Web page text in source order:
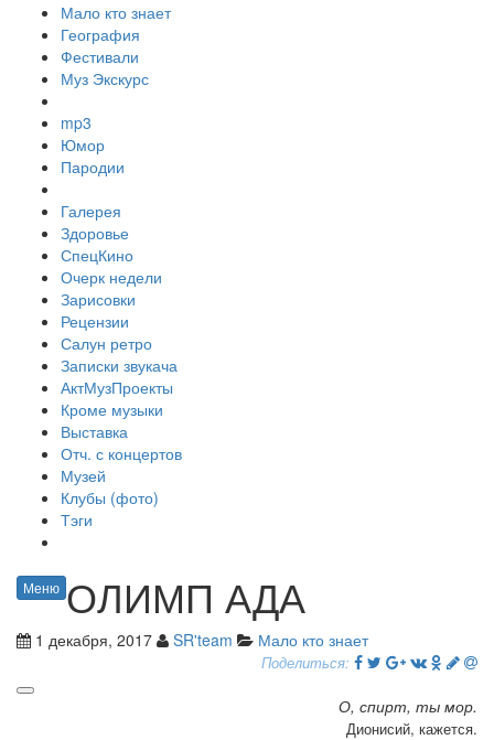
Мало кто знает
География
Фестивали
Муз Экскурс
mp3
Юмор
Пародии
Галерея
Здоровье
СпецКино
Очерк недели
Зарисовки
Рецензии
Салун ретро
Записки звукача
АктМузПроекты
Кроме музыки
Выставка
Отч. с концертов
Музей
Клубы (фото)
Тэги
Меню ОЛИМП АДА
1 декабря, 2017 SR'team Мало кто знает
Поделиться:
О, спирт, ты мор.
Дионисий, кажется.